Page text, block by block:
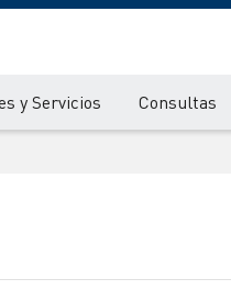
y Servicios Consultas